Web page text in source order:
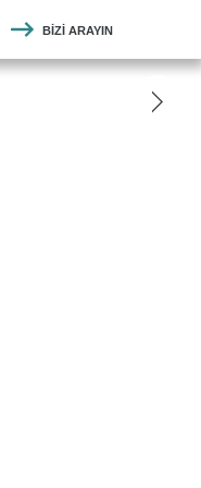
BIZI ARAYIN